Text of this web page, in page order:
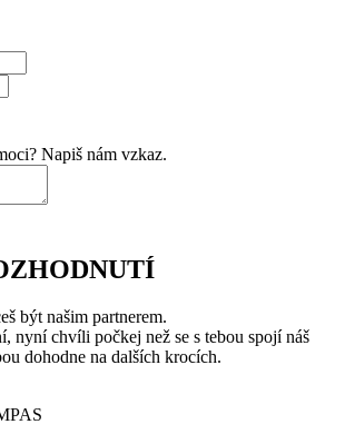
Napiš nám vzkaz.
být našim partnerem.
nyní chvíli počkej než se s tebou spojí náš
dohodne na dalších krocích.